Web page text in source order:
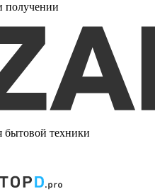
получении
бытовой техники